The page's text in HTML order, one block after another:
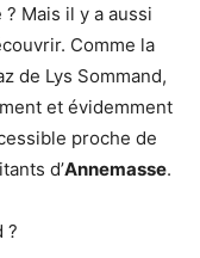
? Mais il y a aussi
Comme la
de Lys Sommand,
et évidemment
proche de
d’Annemasse.
?